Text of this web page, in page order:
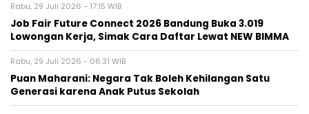
Rabu, 29 Juli 2026 - 17:15 WIB
Job Fair Future Connect 2026 Bandung Buka 3.019
Lowongan Kerja, Simak Cara Daftar Lewat NEW BIMMA
Rabu, 29 Juli 2026 - 06:31 WIB
Puan Maharani: Negara Tak Boleh Kehilangan Satu
Generasi karena Anak Putus Sekolah